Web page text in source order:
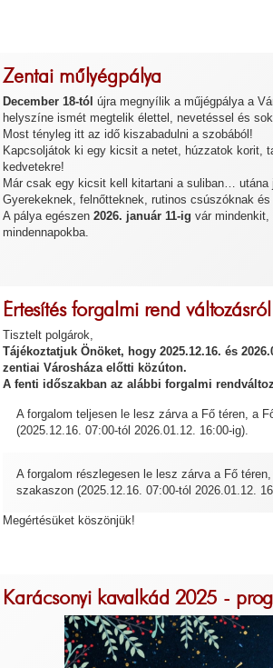
Zentai műlyégpálya
December 18-tól újra megnyílik a műjégpálya a
helyszíne ismét megtelik élettel, nevetéssel és
Most tényleg itt az idő kiszabadulni a szobából!
Kapcsoljátok ki egy kicsit a netet, húzzatok korit,
kedvetekre!
Már csak egy kicsit kell kitartani a suliban…
Gyerekeknek, felnőtteknek, rutinos csúszóknak
A pálya egészen 2026. január 11-ig vár
mindennapokba.
Értesítés forgalmi rend változásról
Tisztelt polgárok,
Tájékoztatjuk Önöket, hogy 2025.12.16. és
zentiai Városháza előtti közúton.
A fenti időszakban az alábbi forgalmi
A forgalom teljesen le lesz zárva a Fő téren, a
(2025.12.16. 07:00-tól 2026.01.12. 16:00-ig).
A forgalom részlegesen le lesz zárva a Fő
szakaszon (2025.12.16. 07:00-tól 2026.01.12.
Megértésüket köszönjük!
Karácsonyi kavalkád 2025 -